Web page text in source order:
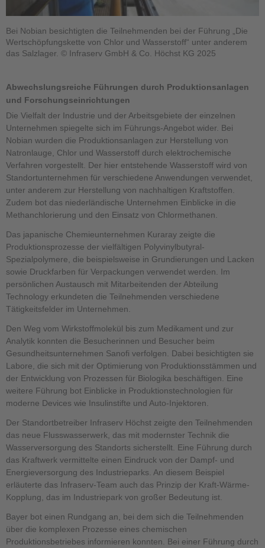
Bei Nobian besichtigten die Teilnehmenden bei der Führung „Die
Wertschöpfungskette von Chlor und Wasserstoff“ unter anderem
das Salzlager. © Infraserv GmbH & Co. Höchst KG 2025
Abwechslungsreiche Führungen durch Produktionsanlagen
und Forschungseinrichtungen
Die Vielfalt der Industrie und der Arbeitsgebiete der einzelnen
Unternehmen spiegelte sich im Führungs-Angebot wider. Bei
Nobian wurden die Produktionsanlagen zur Herstellung von
Natronlauge, Chlor und Wasserstoff durch elektrochemische
Verfahren vorgestellt. Der hier entstehende Wasserstoff wird von
Standortunternehmen für verschiedene Anwendungen verwendet,
unter anderem zur Herstellung von nachhaltigen Kraftstoffen.
Zudem bot das niederländische Unternehmen Einblicke in die
Methanchlorierung und den Einsatz von Chlormethanen.
Das japanische Chemieunternehmen Kuraray zeigte die
Produktionsprozesse der vielfältigen Polyvinylbutyral-
Spezialpolymere, die beispielsweise in Grundierungen und Lacken
sowie Druckfarben für Verpackungen verwendet werden. Im
persönlichen Austausch mit Mitarbeitenden der Abteilung
Technology erkundeten die Teilnehmenden verschiedene
Tätigkeitsfelder im Unternehmen.
Den Weg vom Wirkstoffmolekül bis zum Medikament und zur
Analytik konnten die Besucherinnen und Besucher beim
Gesundheitsunternehmen Sanofi verfolgen. Dabei besichtigten sie
Labore, die sich mit der Optimierung von Produktionsstämmen und
der Entwicklung von Prozessen für Biologika beschäftigen. Eine
weitere Führung bot Einblicke in Produktionstechnologien für
moderne Devices wie Insulinstifte und Auto-Injektoren.
Der Standortbetreiber Infraserv Höchst zeigte den Teilnehmenden
das neue Flusswasserwerk, das mit modernster Technik die
Wasserversorgung des Standorts sicherstellt. Eine Führung durch
das Kraftwerk vermittelte einen Eindruck von der Dampf- und
Energieversorgung des Industrieparks. An diesem Beispiel
erläuterte das Infraserv-Team auch das Prinzip der Kraft-Wärme-
Kopplung, das im Industriepark von großer Bedeutung ist.
Bayer bot einen Rundgang an, bei dem sich die Teilnehmenden
über die komplexen Prozesse eines chemischen
Produktionsbetriebes informieren konnten. Bei einer Führung durch